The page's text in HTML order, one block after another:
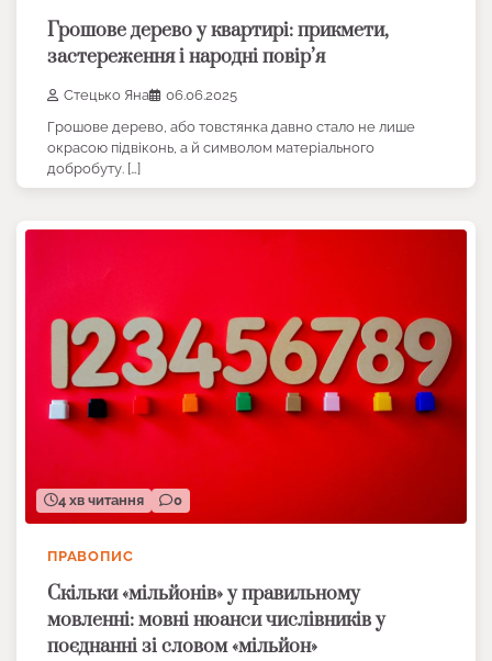
Грошове дерево у квартирі: прикмети,
застереження і народні повір’я
Стецько Яна
06.06.2025
Грошове дерево, або товстянка давно стало не лише
окрасою підвіконь, а й символом матеріального
добробуту. […]
4 хв читання 0
ПРАВОПИС
Скільки «мільйонів» у правильному
мовленні: мовні нюанси числівників у
поєднанні зі словом «мільйон»